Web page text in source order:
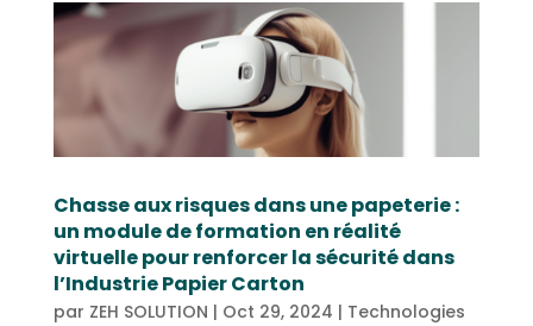
Chasse aux risques dans une papeterie :
un module de formation en réalité
virtuelle pour renforcer la sécurité dans
l’Industrie Papier Carton
par ZEH SOLUTION | Oct 29, 2024 | Technologies